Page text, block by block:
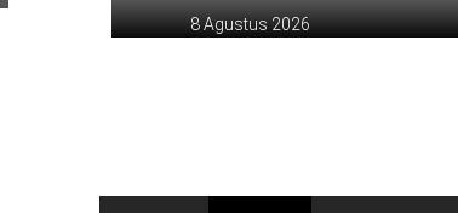
ke
8 Agustus 2026